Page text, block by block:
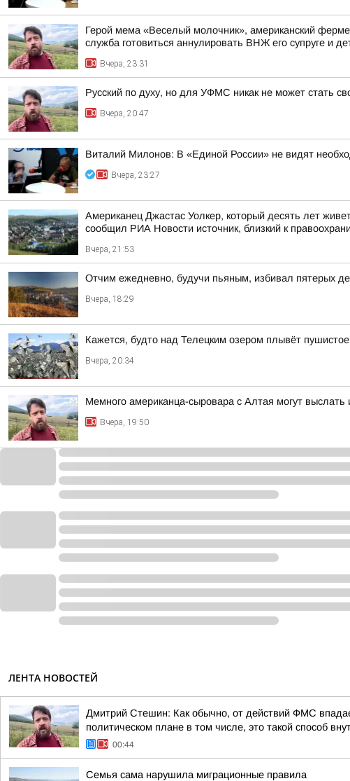
Герой мема «Веселый молочник», американский
служба готовиться аннулировать ВНЖ его супруге и
Вчера, 23:31
Русский по духу, но для УФМС никак не может стать
Вчера, 20:47
Виталий Милонов: В «Единой России» не видят
Вчера, 23:27
Американец Джастас Уолкер, который десять лет
сообщил РИА Новости источник, близкий к
Вчера, 21:53
Отчим ежедневно, будучи пьяным, избивал пятерых
Вчера, 18:29
Кажется, будто над Телецким озером плывёт
Вчера, 20:34
Мемного американца-сыровара с Алтая могут выслать
Вчера, 19:50
ЛЕНТА НОВОСТЕЙ
Дмитрий Стешин: Как обычно, от действий ФМС
политическом плане в том числе, это такой способ
00:44
Семья сама нарушила миграционные правила